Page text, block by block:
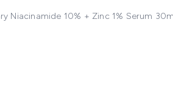
Niacinamide 10% + Zinc 1% Serum